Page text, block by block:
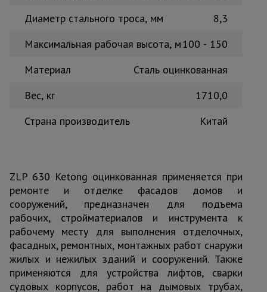
Диаметр стального троса, мм
8,3
Максимальная рабочая высота, м100 - 150
Материал
Сталь оцинкованная
Вес, кг
1710,0
Страна производитель
Китай
ZLP 630 Ketong оцинкованная применяется при
ремонте и отделке фасадов домов и
сооружений, предназначен для подъема
рабочих, стройматериалов и инструмента к
рабочему месту для выполнения отделочных,
фасадных, ремонтных, монтажных работ снаружи
жилых и нежилых зданий и сооружений. Также
применяются для устройства лифтов, сварки
судовых корпусов, работ на дымовых трубах,